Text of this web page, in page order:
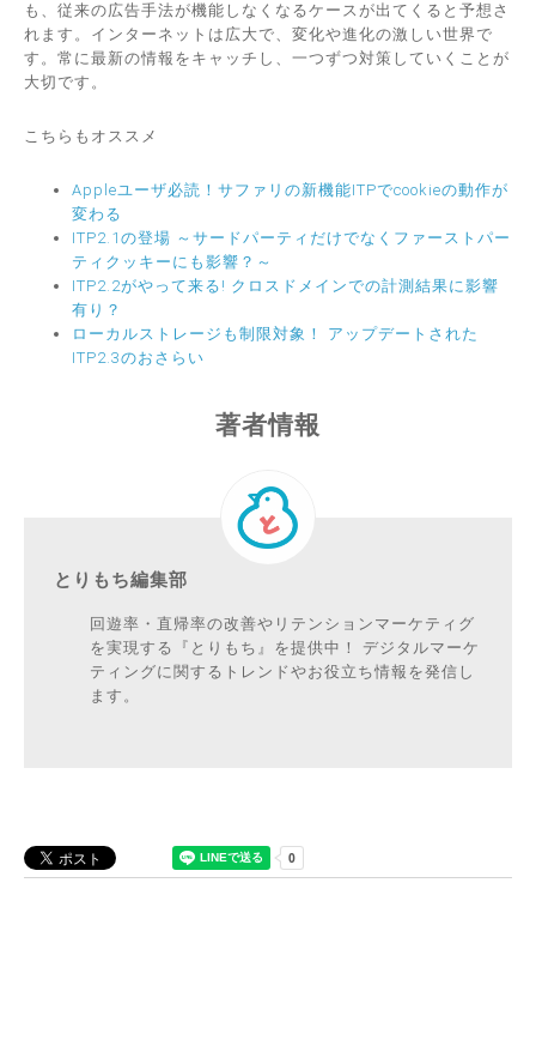
も、従来の広告手法が機能しなくなるケースが出てくると予想さ
れます。インターネットは広大で、変化や進化の激しい世界で
す。常に最新の情報をキャッチし、一つずつ対策していくことが
大切です。
こちらもオススメ
Appleユーザ必読！サファリの新機能ITPでcookieの動作が
変わる
ITP2.1の登場 ～サードパーティだけでなくファーストパー
ティクッキーにも影響？～
ITP2.2がやって来る! クロスドメインでの計測結果に影響
有り？
ローカルストレージも制限対象！ アップデートされた
ITP2.3のおさらい
著者情報
とりもち編集部
回遊率・直帰率の改善やリテンションマーケティグ
を実現する『とりもち』を提供中！ デジタルマーケ
ティングに関するトレンドやお役立ち情報を発信し
ます。